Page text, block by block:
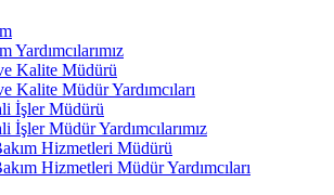
Yardımcılarımız
Kalite Müdürü
Kalite Müdür Yardımcıları
İşler Müdürü
İşler Müdür Yardımcılarımız
Hizmetleri Müdürü
Hizmetleri Müdür Yardımcıları